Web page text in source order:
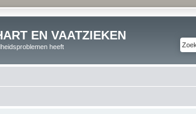
EN VAATZIEKEN
heeft